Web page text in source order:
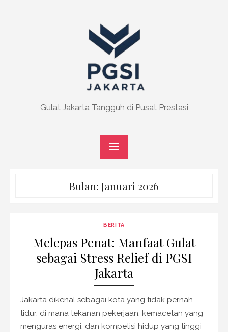
Gulat Jakarta Tangguh di Pusat Prestasi
Bulan: Januari 2026
BERITA
Melepas Penat: Manfaat Gulat
sebagai Stress Relief di PGSI
Jakarta
Jakarta dikenal sebagai kota yang tidak pernah
tidur, di mana tekanan pekerjaan, kemacetan yang
menguras energi, dan kompetisi hidup yang tinggi